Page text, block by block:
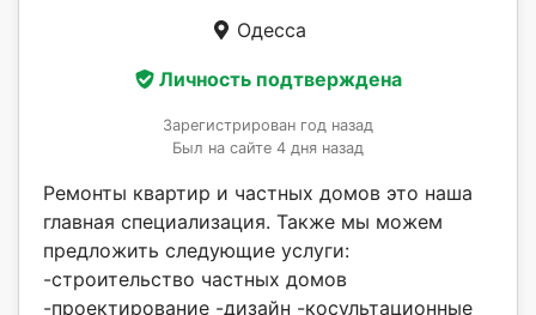
Одесса
Личность подтверждена
Зарегистрирован год назад
Был на сайте 4 дня назад
Ремонты квартир и частных домов это наша
главная специализация. Также мы можем
предложить следующие услуги:
-строительство частных домов
-проектирование -дизайн -косультационные